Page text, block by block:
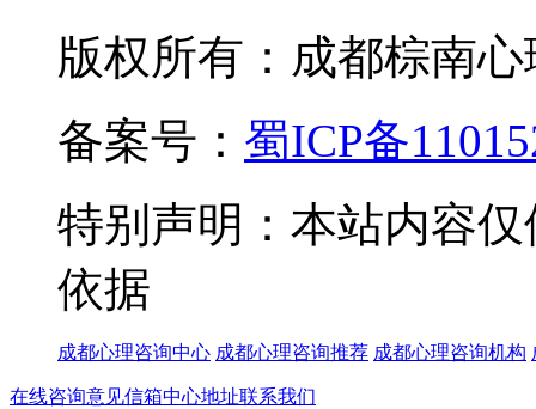
版权所有：成都棕南
备案号： 蜀ICP备
特别声明：本站内容
依据
成都心理咨询中心 成都心理咨询推荐 成都心理咨询机构
在线咨询意见信箱中心地址联系我们